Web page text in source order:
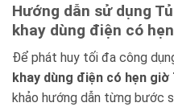
Hướng dẫn sử dụng
khay dùng điện có
Để phát huy tối đa công
khay dùng điện có hẹn giờ
khảo hướng dẫn từng bước